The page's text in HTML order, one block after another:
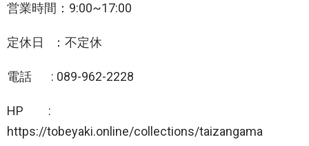
営業時間：9:00~17:00
定休日 ：不定休
電話 : 089-962-2228
HP :
https://tobeyaki.online/collections/taizangama